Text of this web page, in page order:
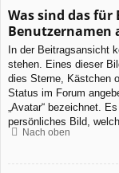
Was sind das für
Benutzernamen
In der Beitragsansicht
stehen. Eines dieser
dies Sterne, Kästchen
Status im Forum
„Avatar“ bezeichnet.
persönliches Bild,
Nach oben